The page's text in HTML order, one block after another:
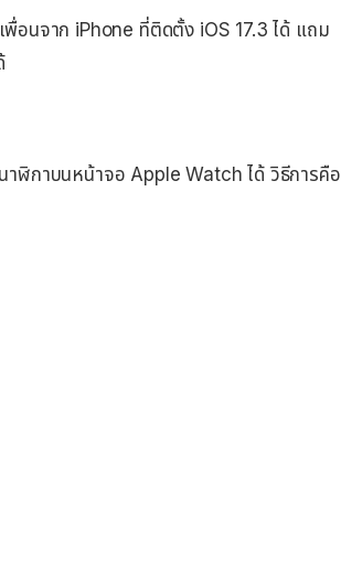
อนจาก iPhone ที่ติดตั้ง iOS 17.3 ได้ แถม
าฬิกาบนหน้าจอ Apple Watch ได้ วิธีการคือ